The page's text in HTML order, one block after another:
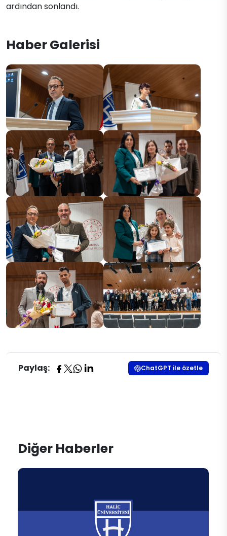
ardından sonlandı.
Haber Galerisi
Paylaş: ChatGPT ile özetle
Diğer Haberler